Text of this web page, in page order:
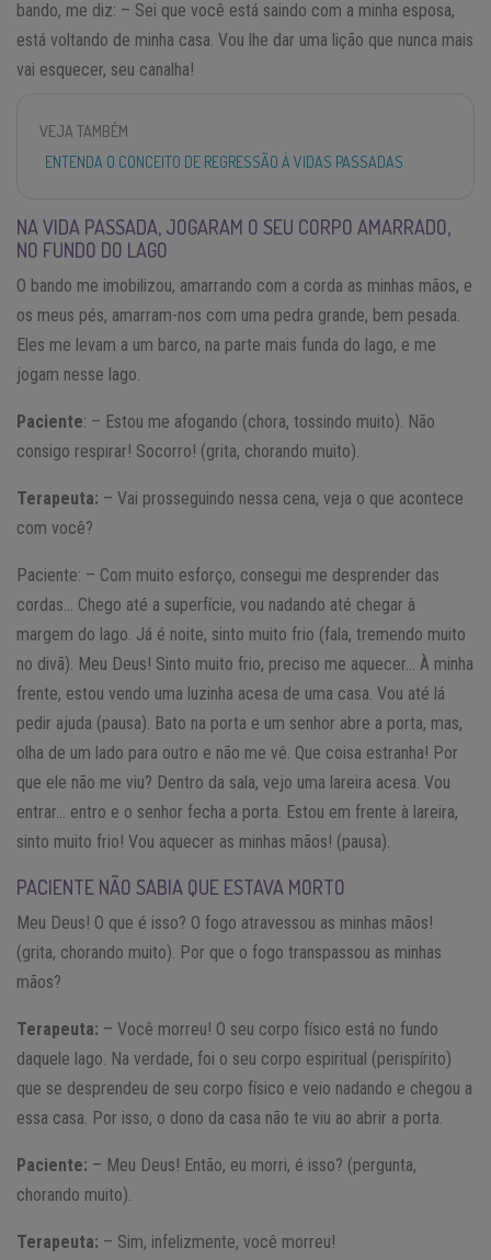
bando, me diz: – Sei que você está saindo com a minha esposa,
está voltando de minha casa. Vou lhe dar uma lição que nunca mais
vai esquecer, seu canalha!
VEJA TAMBÉM
ENTENDA O CONCEITO DE REGRESSÃO À VIDAS PASSADAS
NA VIDA PASSADA, JOGARAM O SEU CORPO AMARRADO,
NO FUNDO DO LAGO
O bando me imobilizou, amarrando com a corda as minhas mãos, e
os meus pés, amarram-nos com uma pedra grande, bem pesada.
Eles me levam a um barco, na parte mais funda do lago, e me
jogam nesse lago.
Paciente: – Estou me afogando (chora, tossindo muito). Não
consigo respirar! Socorro! (grita, chorando muito).
Terapeuta: – Vai prosseguindo nessa cena, veja o que acontece
com você?
Paciente: – Com muito esforço, consegui me desprender das
cordas… Chego até a superfície, vou nadando até chegar à
margem do lago. Já é noite, sinto muito frio (fala, tremendo muito
no divã). Meu Deus! Sinto muito frio, preciso me aquecer… À minha
frente, estou vendo uma luzinha acesa de uma casa. Vou até lá
pedir ajuda (pausa). Bato na porta e um senhor abre a porta, mas,
olha de um lado para outro e não me vê. Que coisa estranha! Por
que ele não me viu? Dentro da sala, vejo uma lareira acesa. Vou
entrar… entro e o senhor fecha a porta. Estou em frente à lareira,
sinto muito frio! Vou aquecer as minhas mãos! (pausa).
PACIENTE NÃO SABIA QUE ESTAVA MORTO
Meu Deus! O que é isso? O fogo atravessou as minhas mãos!
(grita, chorando muito). Por que o fogo transpassou as minhas
mãos?
Terapeuta: – Você morreu! O seu corpo físico está no fundo
daquele lago. Na verdade, foi o seu corpo espiritual (perispírito)
que se desprendeu de seu corpo físico e veio nadando e chegou a
essa casa. Por isso, o dono da casa não te viu ao abrir a porta.
Paciente: – Meu Deus! Então, eu morri, é isso? (pergunta,
chorando muito).
Terapeuta: – Sim, infelizmente, você morreu!